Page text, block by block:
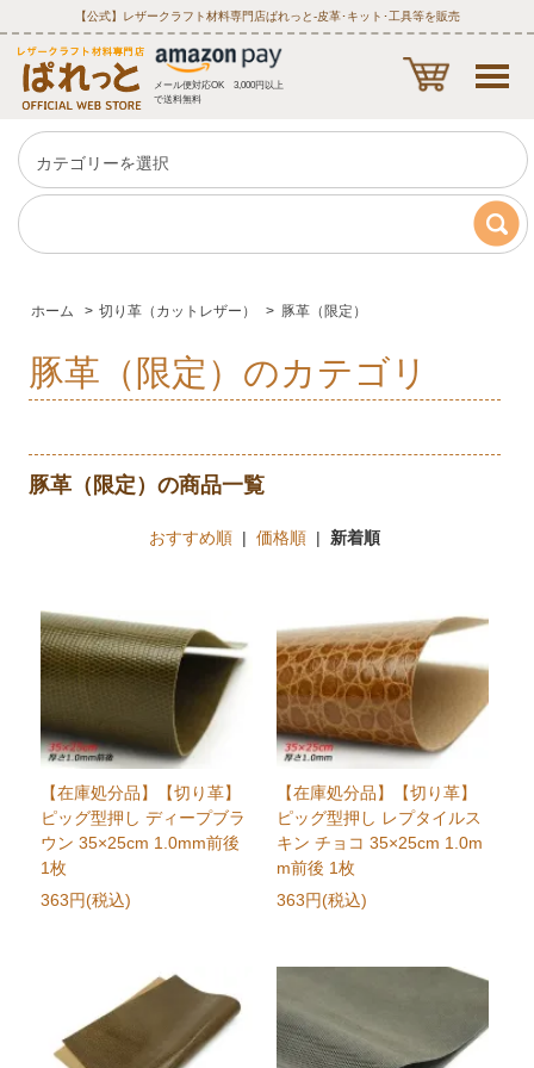
【公式】レザークラフト材料専門店ぱれっと‐皮革･キット･工具等を販売
メール便対応OK 3,000円以上
で送料無料
ホーム > 切り革（カットレザー） > 豚革（限定）
豚革（限定）のカテゴリ
豚革（限定）の商品一覧
おすすめ順| 価格順| 新着順
【在庫処分品】【切り革】
ピッグ型押し ディープブラ
ウン 35×25cm 1.0mm前後
1枚
363円(税込)
【在庫処分品】【切り革】
ピッグ型押し レプタイルス
キン チョコ 35×25cm 1.0m
m前後 1枚
363円(税込)